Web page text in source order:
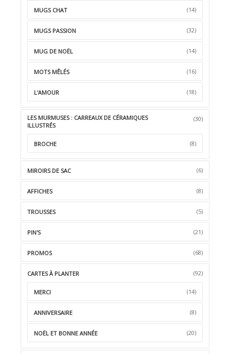
MUGS CHAT (14)
MUGS PASSION (32)
MUG DE NOËL (14)
MOTS MÊLÉS (16)
L'AMOUR (18)
LES MURMUSES : CARREAUX DE CÉRAMIQUES
ILLUSTRÉS
(30)
BROCHE (8)
MIROIRS DE SAC (6)
AFFICHES (8)
TROUSSES (5)
PIN'S (21)
PROMOS (68)
CARTES À PLANTER (92)
MERCI (14)
ANNIVERSAIRE (8)
NOËL ET BONNE ANNÉE (20)